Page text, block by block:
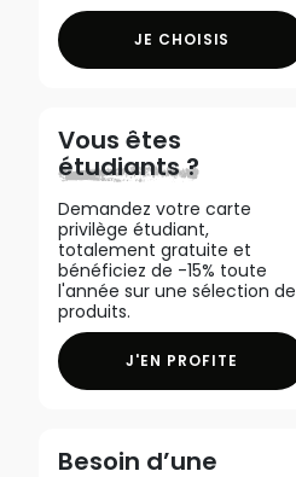
JE CHOISIS
Vous êtes
étudiants ?
Demandez votre carte
privilège étudiant,
totalement gratuite et
bénéficiez de -15% toute
l'année sur une sélection de
produits.
J'EN PROFITE
Besoin d’une